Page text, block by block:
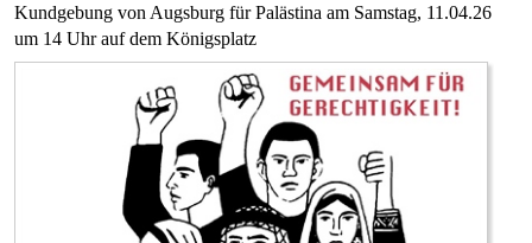
Kundgebung von Augsburg für Palästina am Samstag, 11.04.26
um 14 Uhr auf dem Königsplatz